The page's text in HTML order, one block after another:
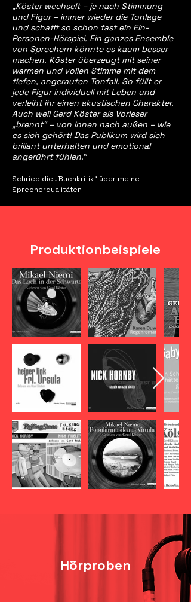
„Köster wechselt – je nach Stimmung
und Figur – immer wieder die Tonlage
und schafft so schon fast ein Ein-
Personen-Hörspiel. Ein ganzes Ensemble
von Sprechern könnte es kaum besser
machen. Köster überzeugt mit seiner
warmen und vollen Stimme mit dem
tiefen, angerauten Tonfall. So füllt er
jede Figur individuell mit Leben und
verleiht ihr einen akustischen Charakter.
Auch weil Gerd Köster als Vorleser
„brennt“ – von innen nach außen – wie
es sich gehört! Das Publikum wird sich
brillant unterhalten und emotional
angerührt fühlen.“
Schrieb die „Buchkritik“ über meine
Sprecherqualitäten
Produktionbeispiele
Hörproben